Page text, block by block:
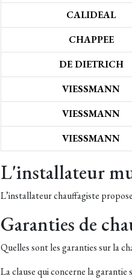
CALIDEAL
CHAPPEE
DE DIETRICH
VIESSMANN
VIESSMANN
VIESSMANN
L'installateur
L’installateur chauffagiste
Garanties de
Quelles sont les garanties sur la
La clause qui concerne la